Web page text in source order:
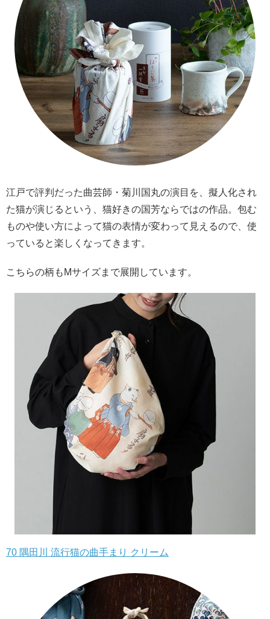
江戸で評判だった曲芸師・菊川国丸の演目を、擬人化され
た猫が演じるという、猫好きの国芳ならではの作品。包む
ものや使い方によって猫の表情が変わって見えるので、使
っていると楽しくなってきます。
こちらの柄もMサイズまで展開しています。
70 隅田川 流行猫の曲手まり クリーム